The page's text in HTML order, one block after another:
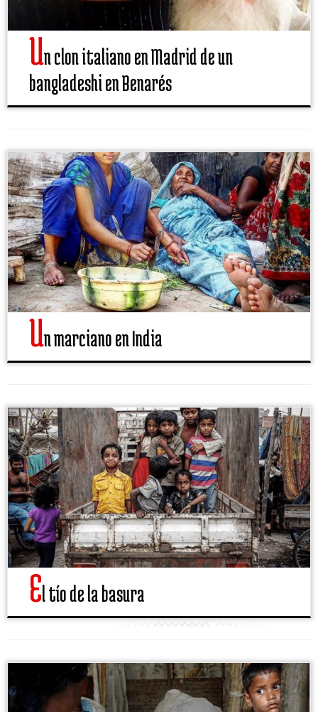
Un clon italiano en Madrid de un
bangladeshi en Benarés
Un marciano en India
El tío de la basura